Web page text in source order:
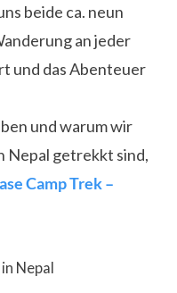
beide ca. neun
an jeder
und das Abenteuer
und warum wir
Nepal getrekkt sind,
Camp Trek –